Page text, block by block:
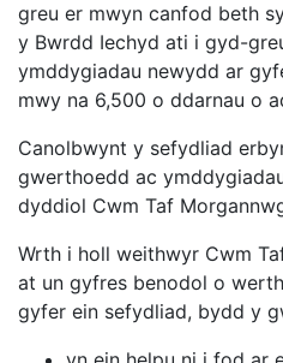
greu er mwyn canfod beth
y Bwrdd Iechyd ati i gyd-
ymddygiadau newydd ar
mwy na 6,500 o ddarnau o
Canolbwynt y sefydliad
gwerthoedd ac
dyddiol Cwm Taf
Wrth i holl weithwyr Cwm
at un gyfres benodol o
gyfer ein sefydliad, bydd y